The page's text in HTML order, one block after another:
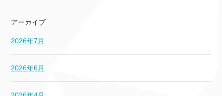
アーカイブ
2026年7月
2026年6月